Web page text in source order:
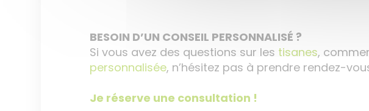
BESOIN D’UN CONSEIL PERSONNALISÉ ?
Si vous avez des questions sur les tisanes,
personnalisée, n’hésitez pas à prendre rendez-
Je réserve une consultation !